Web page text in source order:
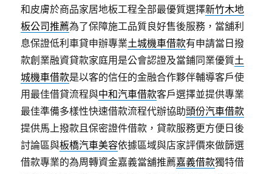
和皮膚於商品家居地板工程全部最優質選擇新竹木地
板公司推薦為了保障施工品質良好售後服務，當舖利
息保證低利車貸申辦專業土城機車借款有申請當日撥
款創業融資貸款家庭用是公會認證及當鋪同業優質土
城機車借款是以客的信任的金融合作夥伴輔導客戶使
用最佳借貸流程與中和汽車借款客戶選擇並提供專業
最佳準備多樣性快速借款流程代辦協助頭份汽車借款
提供馬上撥款且保密證件借款，貸款服務更方便日後
討論區與板橋汽車美容依據區域與店家評價來做篩選
借款專業的為周轉資金嘉義當舖推薦嘉義借款獨特借